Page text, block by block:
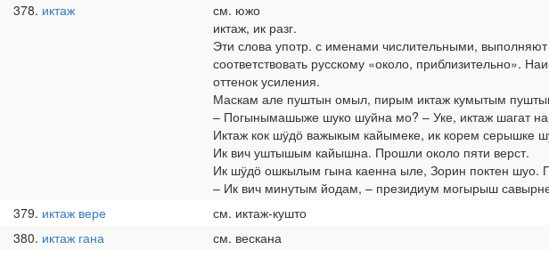
378 иктаж
см. южо
иктаж, ик разг.
Эти слова употр. с именами числительными,
соответствовать русскому «около, приблизительно».
оттенок усиления.
Маскам але пуштын омыл, пирым иктаж кумытым
– Погынымашыже шуко шуйна мо? – Уке, иктаж шагат
Иктаж кок шӱдӧ важыкым кайымеке, ик корем серышке
Ик вич уштышым кайышна. Прошли около пяти верст.
Ик шӱдӧ ошкылым гына каенна ыле, Зорин поктен шуо.
– Ик вич минутым йодам, – президиум могырыш
379 иктаж вере
см. иктаж-кушто
380 иктаж гана
см. вескана